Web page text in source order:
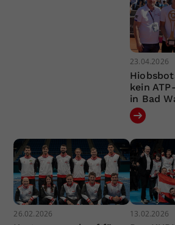
23.04.2026
kein
in Bad
26.02.2026 13.02.2026